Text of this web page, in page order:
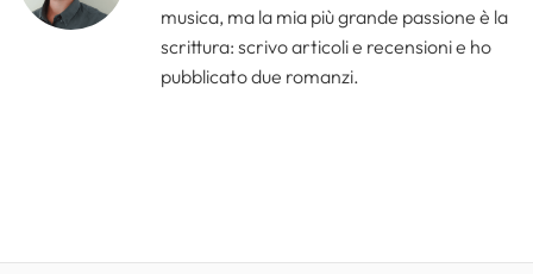
musica, ma la mia più grande passione è la
scrittura: scrivo articoli e recensioni e ho
pubblicato due romanzi.